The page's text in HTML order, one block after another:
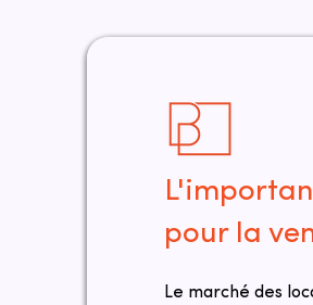
pour la
Le marché des